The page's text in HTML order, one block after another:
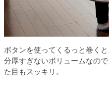
ボタンを使ってくるっと巻く
分厚すぎないボリュームなの
た目もスッキリ。